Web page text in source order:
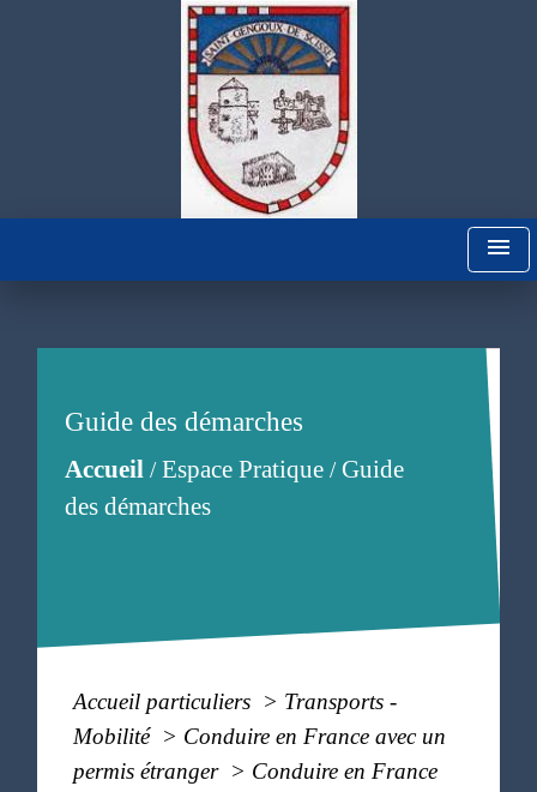
menu
Guide des démarches
Accueil/Espace Pratique/Guide
des démarches
Accueil particuliers > Transports -
Mobilité > Conduire en France avec un
permis étranger > Conduire en France